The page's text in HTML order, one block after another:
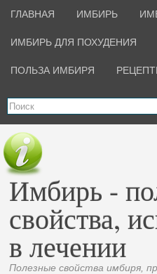
ГЛАВНАЯ ИМБИРЬ
ИМБИРЬ ДЛЯ ПОХУДЕНИЯ
ПОЛЬЗА ИМБИРЯ
Имбирь -
свойства,
в лечении
Полезные свойства имбиря,